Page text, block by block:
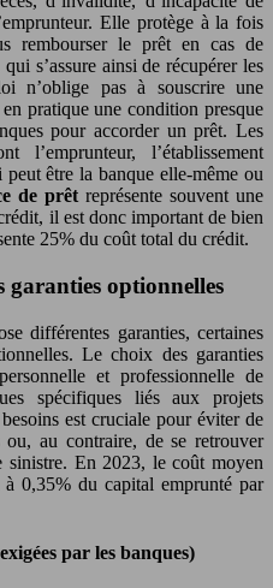
Elle protège à la fois
rembourser le prêt en cas de
s’assure ainsi de récupérer les
n’oblige pas à souscrire une
en pratique une condition presque
pour accorder un prêt. Les
l’emprunteur, l’établissement
être la banque elle-même ou
de prêt représente souvent une
il est donc important de bien
25% du coût total du crédit.
garanties optionnelles
différentes garanties, certaines
Le choix des garanties
et professionnelle de
spécifiques liés aux projets
est cruciale pour éviter de
au contraire, de se retrouver
sinistre. En 2023, le coût moyen
à 0,35% du capital emprunté par
par les banques)